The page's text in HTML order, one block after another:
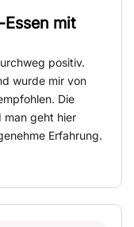
mit
positiv.
wurde mir von
Die
man geht hier
Erfahrung.